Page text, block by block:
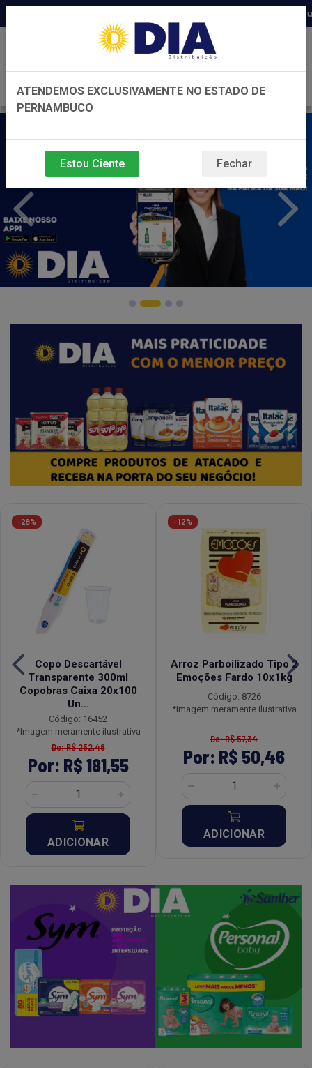
Distribuidora há 22 anos em
-28%
Copo Descartável
Transparente 300ml
Copobras Caixa 20x100
Un...
Código: 16452
*Imagem meramente ilustrativa
De: R$ 252,46
Por: R$ 181,55
ADICIONAR
-12%
Arroz Parboilizado Tipo 2
Emoções Fardo 10x1kg
Código: 8726
*Imagem meramente ilustrativa
De: R$ 57,34
Por: R$ 50,46
ADICIONAR
ATENDEMOS EXCLUSIVAMENTE NO ESTADO DE
PERNAMBUCO
Estou Ciente Fechar